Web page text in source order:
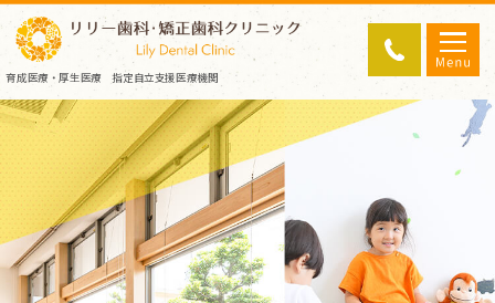
育成医療・厚生医療 指定自立支援医療機関